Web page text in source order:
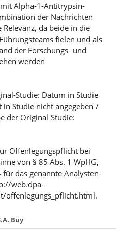
Alpha-1-Antitrypsin-
der Nachrichten
da beide in die
fielen und als
der Forschungs- und
werden
Studie: Datum in Studie
Studie nicht angegeben /
der Original-Studie:
Offenlegungspflicht bei
von § 85 Abs. 1 WpHG,
das genannte Analysten-
web.dpa-
offenlegungs_pflicht.html.
Buy